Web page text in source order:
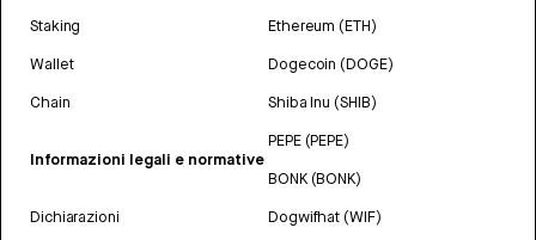
Staking
Wallet
Chain
Informazioni legali e normative
Dichiarazioni
Ethereum (ETH)
Dogecoin (DOGE)
Shiba Inu (SHIB)
PEPE (PEPE)
BONK (BONK)
Dogwifhat (WIF)